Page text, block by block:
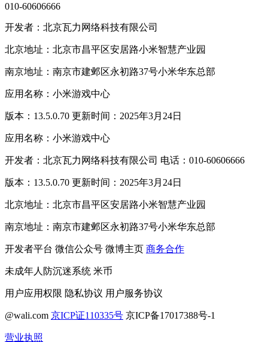
010-60606666
开发者：北京瓦力网络科技有限公司
北京地址：北京市昌平区安居路小米智慧产业园
南京地址：南京市建邺区永初路37号小米华东总部
应用名称：小米游戏中心
版本：13.5.0.70 更新时间：2025年3月24日
应用名称：小米游戏中心
开发者：北京瓦力网络科技有限公司 电话：010-60606666
版本：13.5.0.70 更新时间：2025年3月24日
北京地址：北京市昌平区安居路小米智慧产业园
南京地址：南京市建邺区永初路37号小米华东总部
开发者平台 微信公众号 微博主页 商务合作
未成年人防沉迷系统 米币
用户应用权限 隐私协议 用户服务协议
@wali.com 京ICP证110335号 京ICP备17017388号-1
营业执照